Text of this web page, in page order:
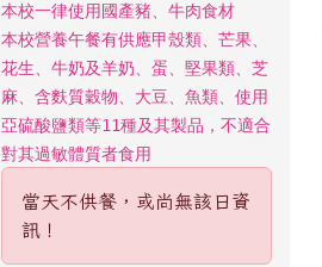
本校一律使用國產豬、牛肉食材
本校營養午餐有供應甲殼類、芒果、
花生、牛奶及羊奶、蛋、堅果類、芝
麻、含麩質穀物、大豆、魚類、使用
亞硫酸鹽類等11種及其製品，不適合
對其過敏體質者食用
當天不供餐，或尚無該日資
訊！